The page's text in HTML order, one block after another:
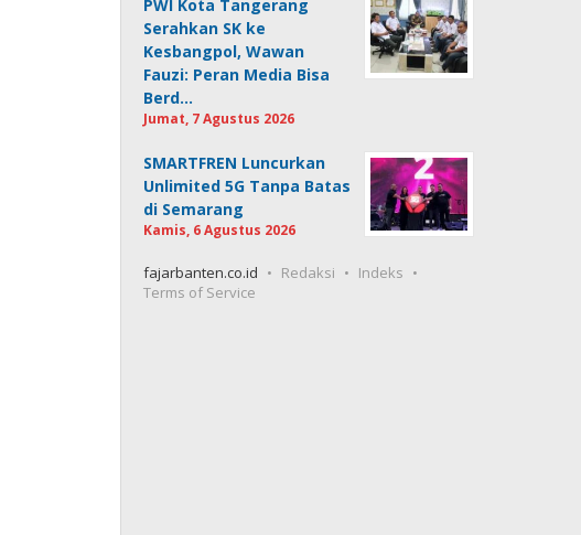
PWI Kota Tangerang
Serahkan SK ke
Kesbangpol, Wawan
Fauzi: Peran Media Bisa
Berd…
Jumat, 7 Agustus 2026
SMARTFREN Luncurkan
Unlimited 5G Tanpa Batas
di Semarang
Kamis, 6 Agustus 2026
fajarbanten.co.id Redaksi
Indeks
Terms of Service